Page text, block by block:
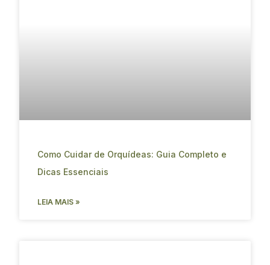
Como Cuidar de Orquídeas: Guia Completo e
Dicas Essenciais
LEIA MAIS »